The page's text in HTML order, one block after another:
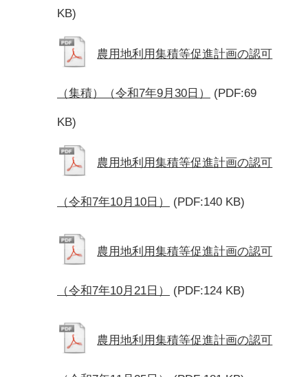
KB)
農用地利用集積等促進計画の認可
（集積）（令和7年9月30日） (PDF:69
KB)
農用地利用集積等促進計画の認可
（令和7年10月10日） (PDF:140 KB)
農用地利用集積等促進計画の認可
（令和7年10月21日） (PDF:124 KB)
農用地利用集積等促進計画の認可